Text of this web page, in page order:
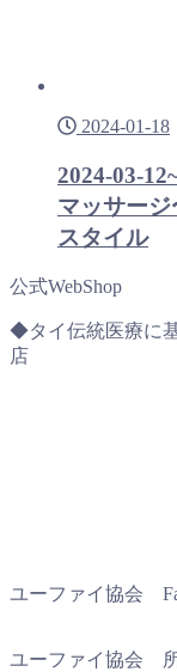
2024-01-18
2024-03-
マッサー
スタイル
公式WebShop
◆タイ伝統医療に
店
ユーファイ協会
ユーファイ協会